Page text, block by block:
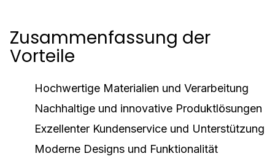
Zusammenfassung der
Vorteile
Hochwertige Materialien und Verarbeitung
Nachhaltige und innovative Produktlösungen
Exzellenter Kundenservice und Unterstützung
Moderne Designs und Funktionalität